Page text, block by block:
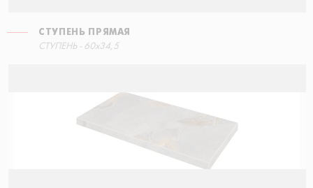
СТУПЕНЬ ПРЯМАЯ
СТУПЕНЬ - 60x34,5